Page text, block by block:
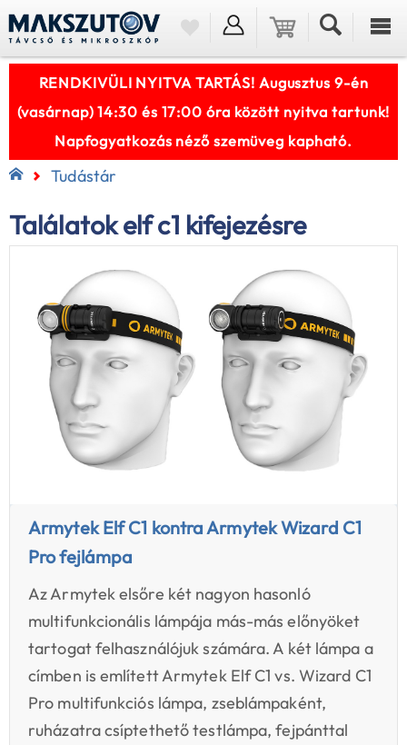
RENDKIVÜLI NYITVA TARTÁS! Augusztus 9-én
(vasárnap) 14:30 és 17:00 óra között nyitva tartunk!
Napfogyatkozás néző szemüveg kapható.
Tudástár
Találatok elf c1 kifejezésre
Armytek Elf C1 kontra Armytek Wizard C1
Pro fejlámpa
Az Armytek elsőre két nagyon hasonló
multifunkcionális lámpája más-más előnyöket
tartogat felhasználójuk számára. A két lámpa a
címben is említett Armytek Elf C1 vs. Wizard C1
Pro multifunkciós lámpa, zseblámpaként,
ruházatra csíptethető testlámpa, fejpánttal